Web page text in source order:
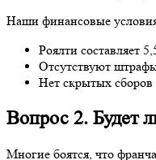
Наши финансовые
Роялти составляет
Отсутствуют
Нет скрытых сборов
Вопрос 2. Будет
Многие боятся, что